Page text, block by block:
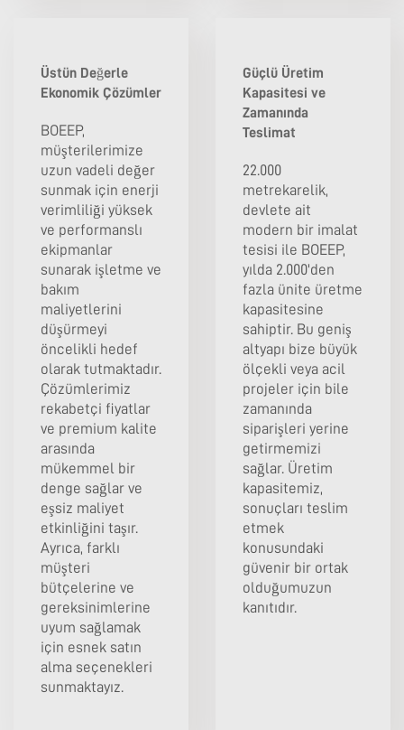
Üstün Değerle
Ekonomik Çözümler
BOEEP,
müşterilerimize
uzun vadeli değer
sunmak için enerji
verimliliği yüksek
ve performanslı
ekipmanlar
sunarak işletme ve
bakım
maliyetlerini
düşürmeyi
öncelikli hedef
olarak tutmaktadır.
Çözümlerimiz
rekabetçi fiyatlar
ve premium kalite
arasında
mükemmel bir
denge sağlar ve
eşsiz maliyet
etkinliğini taşır.
Ayrıca, farklı
müşteri
bütçelerine ve
gereksinimlerine
uyum sağlamak
için esnek satın
alma seçenekleri
sunmaktayız.
Güçlü Üretim
Kapasitesi ve
Zamanında
Teslimat
22.000
metrekarelik,
devlete ait
modern bir imalat
tesisi ile BOEEP,
yılda 2.000'den
fazla ünite üretme
kapasitesine
sahiptir. Bu geniş
altyapı bize büyük
ölçekli veya acil
projeler için bile
zamanında
siparişleri yerine
getirmemizi
sağlar. Üretim
kapasitemiz,
sonuçları teslim
etmek
konusundaki
güvenir bir ortak
olduğumuzun
kanıtıdır.